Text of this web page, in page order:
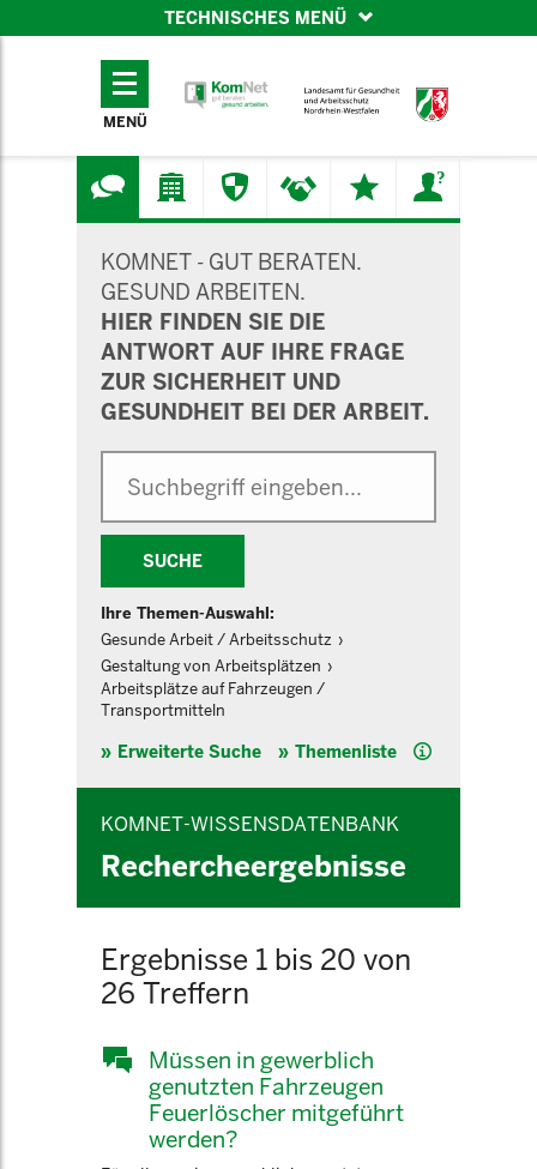
TECHNISCHES MENÜ
TECHNISCHES
MENÜ
KOMNET - GUT BERATEN.
GESUND ARBEITEN.
HIER FINDEN SIE DIE
ANTWORT AUF IHRE FRAGE
ZUR SICHERHEIT UND
GESUNDHEIT BEI DER ARBEIT.
SUCHE
Ihre Themen-Auswahl:
Gesunde Arbeit / Arbeitsschutz
Gestaltung von Arbeitsplätzen
Arbeitsplätze auf Fahrzeugen /
Transportmitteln
Erweiterte Suche Themenliste Hilfe
KOMNET-WISSENSDATENBANK
Rechercheergebnisse
Ergebnisse 1 bis 20 von
26 Treffern
Müssen in gewerblich
genutzten Fahrzeugen
Feuerlöscher mitgeführt
werden?